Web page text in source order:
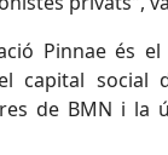
Pinnae és
capital
de BMN i la